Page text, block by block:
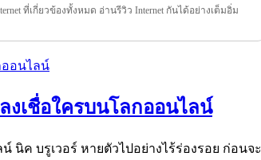
ที่เกี่ยวข้องทั้งหมด อ่านรีวิว Internet กันได้อย่างเต็มอิ่ม
งเชื่อใครบนโลกออนไลน์
นิค บรูเวอร์ หายตัวไปอย่างไร้ร่องรอย ก่อนจะ